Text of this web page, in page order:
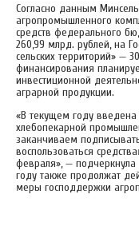
Согласно данным
агропромышленного
средств федерального
260,99 млрд. рублей, на
сельских территорий» —
финансирования
инвестиционной
аграрной продукции.
«В текущем году
хлебопекарной
заканчиваем
воспользоваться
февраля», — подчеркнула
году также продолжат
меры господдержки